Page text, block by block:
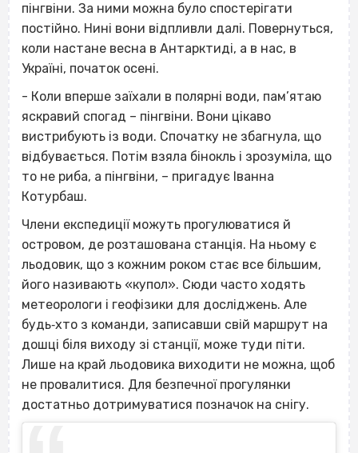
пінгвіни. За ними можна було спостерігати
постійно. Нині вони відпливли далі. Повернуться,
коли настане весна в Антарктиді, а в нас, в
Україні, початок осені.
- Коли вперше заїхали в полярні води, пам’ятаю
яскравий спогад – пінгвіни. Вони цікаво
вистрибують із води. Спочатку не збагнула, що
відбувається. Потім взяла бінокль і зрозуміла, що
то не риба, а пінгвіни, – пригадує Іванна
Котурбаш.
Члени експедиції можуть прогулюватися й
островом, де розташована станція. На ньому є
льодовик, що з кожним роком стає все більшим,
його називають «купол». Сюди часто ходять
метеорологи і геофізики для досліджень. Але
будь‐хто з команди, записавши свій маршрут на
дошці біля виходу зі станції, може туди піти.
Лише на край льодовика виходити не можна, щоб
не провалитися. Для безпечної прогулянки
достатньо дотримуватися позначок на снігу.